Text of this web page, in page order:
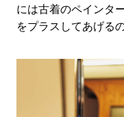
には古着のペインタ
をプラスしてあげる